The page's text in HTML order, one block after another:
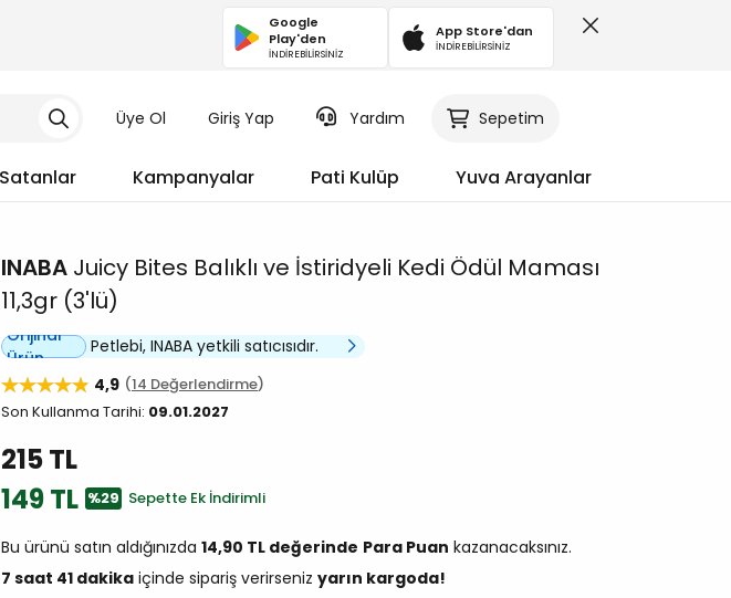
Google
Play'den
İNDİREBİLİRSİNİZ
App Store'dan
İNDİREBİLİRSİNİZ
Üye Ol Giriş Yap Yardım Sepetim
Kampanyalar Pati Kulüp Yuva Arayanlar
INABA Juicy Bites Balıklı ve İstiridyeli Kedi Ödül Maması
11,3gr (3'lü)
Orijinal
Ürün
Petlebi, INABA yetkili satıcısıdır.
4,9 14 Değerlendirme
Son Kullanma Tarihi: 09.01.2027
215 TL
149 TL %29 Sepette Ek İndirimli
Bu ürünü satın aldığınızda 14,90 TL değerinde Para Puan kazanacaksınız.
7 saat 41 dakika içinde sipariş verirseniz yarın kargoda!